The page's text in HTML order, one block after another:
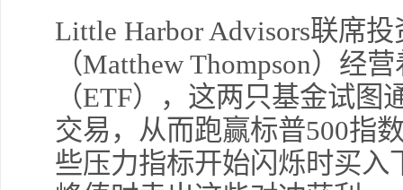
Little Harbor Advisors联席
（Matthew Thompson）经
（ETF），这两只基金试
交易，从而跑赢标普500指
些压力指标开始闪烁时买